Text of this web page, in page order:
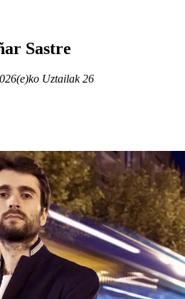
Sastre
Uztailak 26